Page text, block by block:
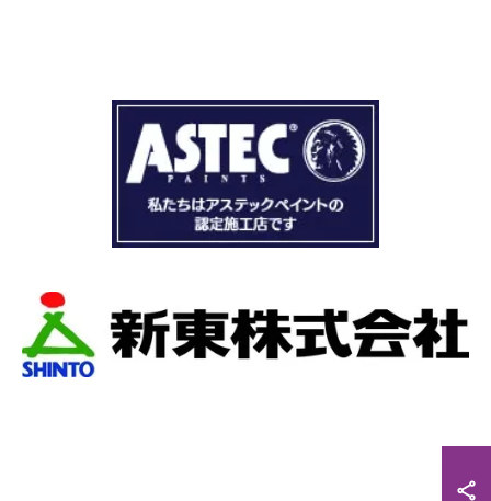
in
た。
瓦の劣化がだいぶ進んでいて所々でヒビや1
穴が空いているのもわりました。
本当は屋根全部を変えたいところでしたが
の先10数年で住み替え予定なので瓦の差し
をお願いしました。
当初夕方４時頃終了予定が、家にあった予
瓦まで使って瓦を差し替えてもらったので
こんなに丁寧に作業してもらえたのに修繕